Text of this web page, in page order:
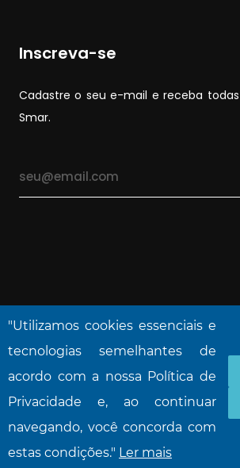
Inscreva-se
Cadastre o seu e-mail e receba
Smar.
NOVA SMAR S/A © 2026.
"Utilizamos cookies essenciais e
tecnologias semelhantes de
acordo com a nossa Política de
Privacidade e, ao continuar
navegando, você concorda com
estas condições." Ler mais